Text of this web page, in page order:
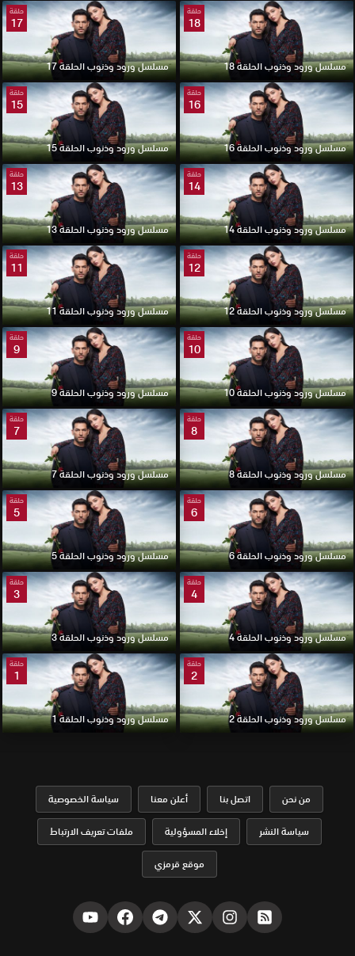
حلقة
18
مسلسل ورود وذنوب الحلقة 18
حلقة
17
مسلسل ورود وذنوب الحلقة 17
حلقة
16
مسلسل ورود وذنوب الحلقة 16
حلقة
15
مسلسل ورود وذنوب الحلقة 15
حلقة
14
مسلسل ورود وذنوب الحلقة 14
حلقة
13
مسلسل ورود وذنوب الحلقة 13
حلقة
12
مسلسل ورود وذنوب الحلقة 12
حلقة
11
مسلسل ورود وذنوب الحلقة 11
حلقة
10
مسلسل ورود وذنوب الحلقة 10
حلقة
9
مسلسل ورود وذنوب الحلقة 9
حلقة
8
مسلسل ورود وذنوب الحلقة 8
حلقة
7
مسلسل ورود وذنوب الحلقة 7
حلقة
6
مسلسل ورود وذنوب الحلقة 6
حلقة
5
مسلسل ورود وذنوب الحلقة 5
حلقة
4
مسلسل ورود وذنوب الحلقة 4
حلقة
3
مسلسل ورود وذنوب الحلقة 3
حلقة
2
مسلسل ورود وذنوب الحلقة 2
حلقة
1
مسلسل ورود وذنوب الحلقة 1
من نحن اتصل بنا أعلن معنا
سياسة الخصوصية
سياسة النشر
إخلاء المسؤولية
ملفات تعريف الارتباط
موقع قرمزي